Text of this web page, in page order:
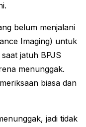
belum menjalani
Imaging) untuk
jatuh BPJS
menunggak.
biasa dan
jadi tidak